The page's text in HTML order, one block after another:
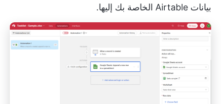
بيانات Airtable الخاصة بك إليها.